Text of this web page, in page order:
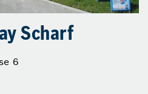
Scharf
6